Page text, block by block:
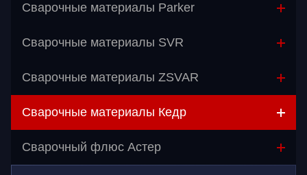
Сварочные материалы Parker
Сварочные материалы SVR
Сварочные материалы ZSVAR
Сварочные материалы Кедр
Перейти в категорию
Газосварочное оборудование
Сварочный флюс Астер